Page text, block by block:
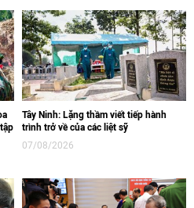
Tây Ninh: Lặng thầm viết tiếp hành
trình trở về của các liệt sỹ
07/08/2026